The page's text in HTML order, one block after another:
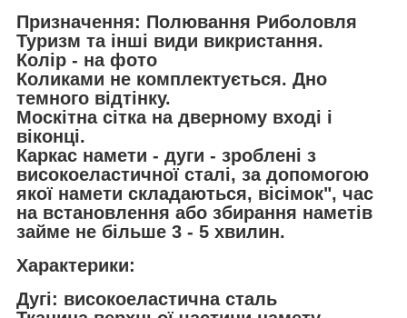
Призначення: Полювання Риболовля
Туризм та iншi види викристання.
Колір - на фото
Коликами не комплектується. Дно
темного відтінку.
Москітна сітка на дверному вході і
віконці.
Каркас намети - дуги - зроблені з
високоеластичної сталі, за допомогою
якої намети складаються, вісімок", час
на встановлення або збирання наметів
займе не більше 3 - 5 хвилин.
Характерики:
Дугі: високоеластична сталь